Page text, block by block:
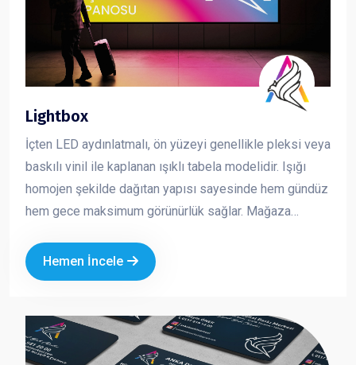
Lightbox
İçten LED aydınlatmalı, ön yüzeyi genellikle pleksi veya
baskılı vinil ile kaplanan ışıklı tabela modelidir. Işığı
homojen şekilde dağıtan yapısı sayesinde hem gündüz
hem gece maksimum görünürlük sağlar. Mağaza
tercih edilen tabela çözümlerinden biridir. Dikkat çekici,
net ve profesyonel bir sunum sağlar.
Hemen İncele